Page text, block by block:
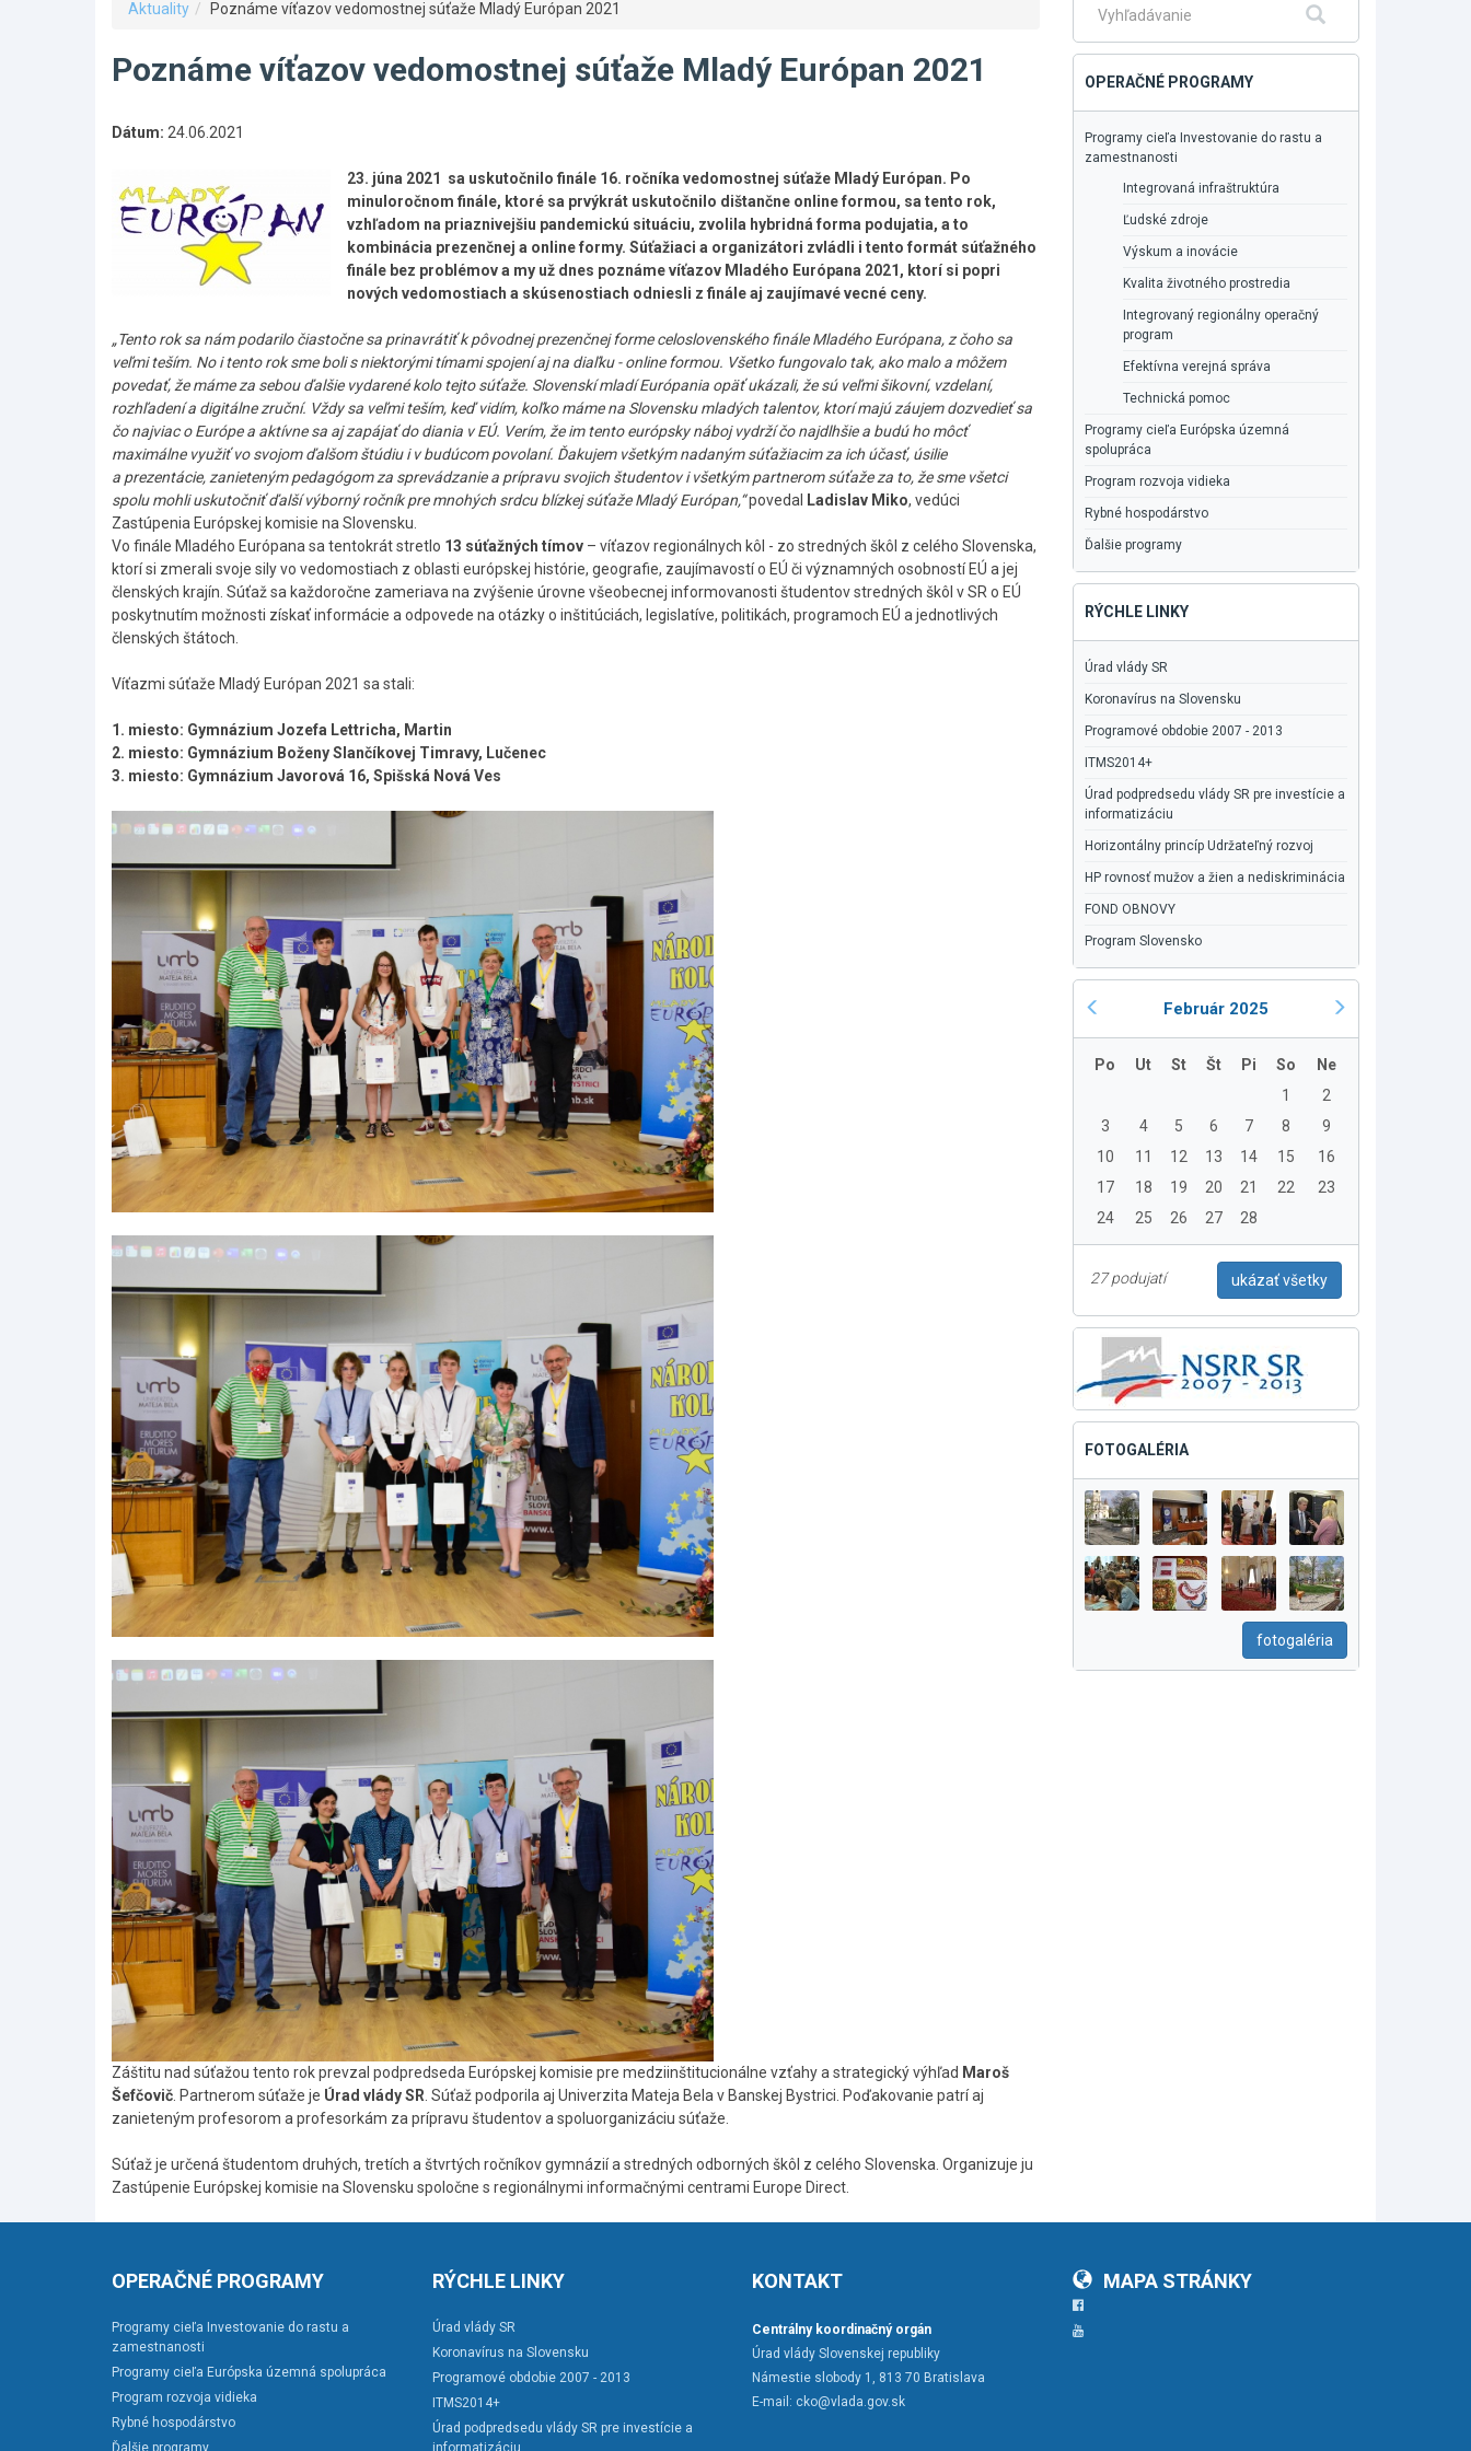
Aktuality Poznáme víťazov vedomostnej súťaže Mladý Európan 2021
Poznáme víťazov vedomostnej súťaže Mladý Európan 2021
Dátum: 24.06.2021
23. júna 2021 sa uskutočnilo finále 16. ročníka vedomostnej súťaže Mladý Európan. Po
minuloročnom finále, ktoré sa prvýkrát uskutočnilo dištančne online formou, sa tento rok,
vzhľadom na priaznivejšiu pandemickú situáciu, zvolila hybridná forma podujatia, a to
kombinácia prezenčnej a online formy. Súťažiaci a organizátori zvládli i tento formát súťažného
finále bez problémov a my už dnes poznáme víťazov Mladého Európana 2021, ktorí si popri
nových vedomostiach a skúsenostiach odniesli z finále aj zaujímavé vecné ceny.
„Tento rok sa nám podarilo čiastočne sa prinavrátiť k pôvodnej prezenčnej forme celoslovenského finále Mladého Európana, z čoho sa
veľmi teším. No i tento rok sme boli s niektorými tímami spojení aj na diaľku - online formou. Všetko fungovalo tak, ako malo a môžem
povedať, že máme za sebou ďalšie vydarené kolo tejto súťaže. Slovenskí mladí Európania opäť ukázali, že sú veľmi šikovní, vzdelaní,
rozhľadení a digitálne zruční. Vždy sa veľmi teším, keď vidím, koľko máme na Slovensku mladých talentov, ktorí majú záujem dozvedieť sa
čo najviac o Európe a aktívne sa aj zapájať do diania v EÚ. Verím, že im tento európsky náboj vydrží čo najdlhšie a budú ho môcť
maximálne využiť vo svojom ďalšom štúdiu i v budúcom povolaní. Ďakujem všetkým nadaným súťažiacim za ich účasť, úsilie
a prezentácie, zanieteným pedagógom za sprevádzanie a prípravu svojich študentov i všetkým partnerom súťaže za to, že sme všetci
spolu mohli uskutočniť ďalší výborný ročník pre mnohých srdcu blízkej súťaže Mladý Európan,“povedal Ladislav Miko, vedúci
Zastúpenia Európskej komisie na Slovensku.
Vo finále Mladého Európana sa tentokrát stretlo 13 súťažných tímov – víťazov regionálnych kôl - zo stredných škôl z celého Slovenska,
ktorí si zmerali svoje sily vo vedomostiach z oblasti európskej histórie, geografie, zaujímavostí o EÚ či významných osobností EÚ a jej
členských krajín. Súťaž sa každoročne zameriava na zvýšenie úrovne všeobecnej informovanosti študentov stredných škôl v SR o EÚ
poskytnutím možnosti získať informácie a odpovede na otázky o inštitúciách, legislatíve, politikách, programoch EÚ a jednotlivých
členských štátoch.
Víťazmi súťaže Mladý Európan 2021 sa stali:
1. miesto: Gymnázium Jozefa Lettricha, Martin
2. miesto: Gymnázium Boženy Slančíkovej Timravy, Lučenec
3. miesto: Gymnázium Javorová 16, Spišská Nová Ves
Záštitu nad súťažou tento rok prevzal podpredseda Európskej komisie pre medziinštitucionálne vzťahy a strategický výhľad Maroš
Šefčovič . Partnerom súťaže je Úrad vlády SR . Súťaž podporila aj Univerzita Mateja Bela v Banskej Bystrici. Poďakovanie patrí aj
zanieteným profesorom a profesorkám za prípravu študentov a spoluorganizáciu súťaže.
Súťaž je určená študentom druhých, tretích a štvrtých ročníkov gymnázií a stredných odborných škôl z celého Slovenska. Organizuje ju
Zastúpenie Európskej komisie na Slovensku spoločne s regionálnymi informačnými centrami Europe Direct.
hlavné
Fulltextové
OPERAČNÉ PROGRAMY
Programy cieľa Investovanie do rastu a
zamestnanosti
Integrovaná infraštruktúra
Ľudské zdroje
Výskum a inovácie
Kvalita životného prostredia
Integrovaný regionálny operačný
program
Efektívna verejná správa
Technická pomoc
Programy cieľa Európska územná
spolupráca
Program rozvoja vidieka
Rybné hospodárstvo
Ďalšie programy
RÝCHLE LINKY
Úrad vlády SR
Koronavírus na Slovensku
Programové obdobie 2007 - 2013
ITMS2014+
Úrad podpredsedu vlády SR pre investície a
informatizáciu
Horizontálny princíp Udržateľný rozvoj
HP rovnosť mužov a žien a nediskriminácia
FOND OBNOVY
Program Slovensko
Február 2025
Po Ut St Št Pi So
Ne
1
2
3
4 5 6 7 8
9
10
11 12 13 14 15
16
17
18 19 20 21 22
23
24
25 26 27 28
27 podujatí ukázať všetky
FOTOGALÉRIA
fotogaléria
OPERAČNÉ PROGRAMY
Programy cieľa Investovanie do rastu a
zamestnanosti
Programy cieľa Európska územná spolupráca
Program rozvoja vidieka
Rybné hospodárstvo
Ďalšie programy
RÝCHLE LINKY
Úrad vlády SR
Koronavírus na Slovensku
Programové obdobie 2007 - 2013
ITMS2014+
Úrad podpredsedu vlády SR pre investície a
informatizáciu
KONTAKT
Centrálny koordinačný orgán
Úrad vlády Slovenskej republiky
Námestie slobody 1, 813 70 Bratislava
E-mail: cko@vlada.gov.sk
MAPA STRÁNKY
Facebook
YouTube